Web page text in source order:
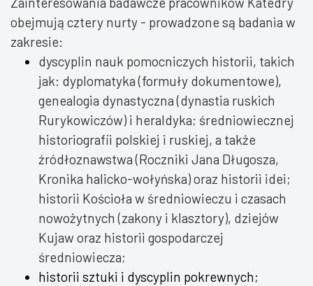
obejmują cztery nurty - prowadzone są badania w
zakresie:
dyscyplin nauk pomocniczych historii, takich
jak: dyplomatyka (formuły dokumentowe),
genealogia dynastyczna (dynastia ruskich
Rurykowiczów) i heraldyka; średniowiecznej
historiografii polskiej i ruskiej, a także
źródłoznawstwa (Roczniki Jana Długosza,
Kronika halicko-wołyńska) oraz historii idei;
historii Kościoła w średniowieczu i czasach
nowożytnych (zakony i klasztory), dziejów
Kujaw oraz historii gospodarczej
średniowiecza;
historii sztuki i dyscyplin pokrewnych;